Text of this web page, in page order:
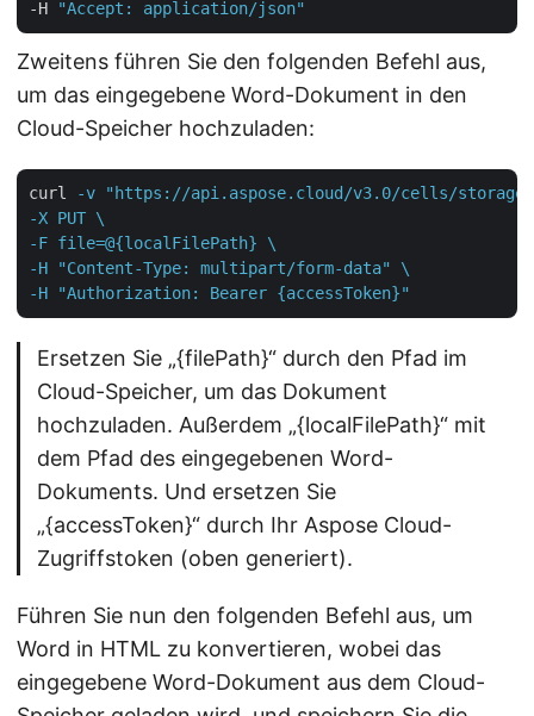
-H
"Accept: application/json"
Zweitens führen Sie den folgenden Befehl aus,
um das eingegebene Word-Dokument in den
Cloud-Speicher hochzuladen:
curl
-v "https://api.aspose.cloud/v3.0/cells/
-X PUT \
-F file=@{localFilePath} \
-H "Content-Type: multipart/form-data" \
-H "Authorization: Bearer {accessToken}"
Ersetzen Sie „{filePath}“ durch den Pfad im
Cloud-Speicher, um das Dokument
hochzuladen. Außerdem „{localFilePath}“ mit
dem Pfad des eingegebenen Word-
Dokuments. Und ersetzen Sie
„{accessToken}“ durch Ihr Aspose Cloud-
Zugriffstoken (oben generiert).
Führen Sie nun den folgenden Befehl aus, um
Word in HTML zu konvertieren, wobei das
eingegebene Word-Dokument aus dem Cloud-